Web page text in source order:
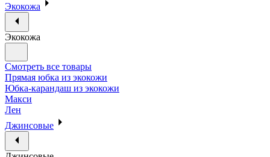
Экокожа
Экокожа
Смотреть все товары
Прямая юбка из экокожи
Юбка-карандаш из экокожи
Макси
Лен
Джинсовые